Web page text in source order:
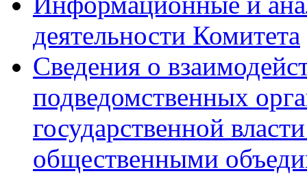
деятельности Комитета
Сведения о
подведомственных
государственной
общественными